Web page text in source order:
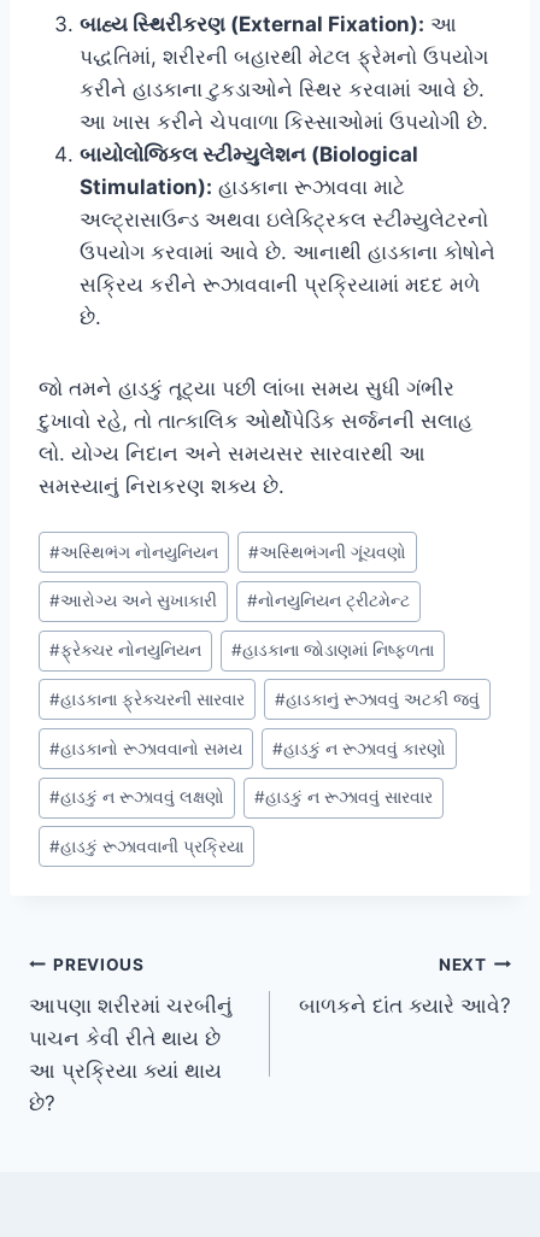
બાહ્ય સ્થિરીકરણ (External Fixation): આ
પદ્ધતિમાં, શરીરની બહારથી મેટલ ફ્રેમનો ઉપયોગ
કરીને હાડકાના ટુકડાઓને સ્થિર કરવામાં આવે છે.
આ ખાસ કરીને ચેપવાળા કિસ્સાઓમાં ઉપયોગી છે.
બાયોલોજિકલ સ્ટીમ્યુલેશન (Biological
Stimulation): હાડકાના રૂઝાવવા માટે
અલ્ટ્રાસાઉન્ડ અથવા ઇલેક્ટ્રિકલ સ્ટીમ્યુલેટરનો
ઉપયોગ કરવામાં આવે છે. આનાથી હાડકાના કોષોને
સક્રિય કરીને રૂઝાવવાની પ્રક્રિયામાં મદદ મળે
છે.
જો તમને હાડકું તૂટ્યા પછી લાંબા સમય સુધી ગંભીર
દુખાવો રહે, તો તાત્કાલિક ઓર્થોપેડિક સર્જનની સલાહ
લો. યોગ્ય નિદાન અને સમયસર સારવારથી આ
સમસ્યાનું નિરાકરણ શક્ય છે.
Post
Tags:
#અસ્થિભંગ નોનયુનિયન #અસ્થિભંગની ગૂંચવણો
#આરોગ્ય અને સુખાકારી #નોનયુનિયન ટ્રીટમેન્ટ
#ફ્રેક્ચર નોનયુનિયન #હાડકાના જોડાણમાં નિષ્ફળતા
#હાડકાના ફ્રેક્ચરની સારવાર #હાડકાનું રૂઝાવવું અટકી જવું
#હાડકાનો રૂઝાવવાનો સમય #હાડકું ન રૂઝાવવું કારણો
#હાડકું ન રૂઝાવવું લક્ષણો #હાડકું ન રૂઝાવવું સારવાર
#હાડકું રૂઝાવવાની પ્રક્રિયા
Post
navigation
PREVIOUS
આપણા શરીરમાં ચરબીનું
પાચન કેવી રીતે થાય છે
આ પ્રક્રિયા ક્યાં થાય
છે?
NEXT
બાળકને દાંત ક્યારે આવે?